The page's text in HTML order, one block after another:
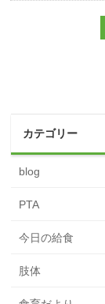
カテゴリー
blog
PTA
今日の給食
肢体